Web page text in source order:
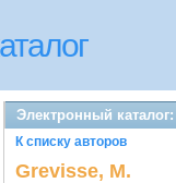
Электронный
К списку авторов
Grevisse, M.